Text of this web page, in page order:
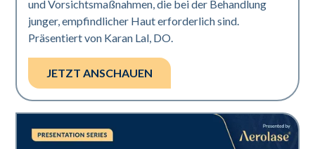
und Vorsichtsmaßnahmen, die bei der Behandlung
junger, empfindlicher Haut erforderlich sind.
Präsentiert von Karan Lal, DO.
JETZT ANSCHAUEN